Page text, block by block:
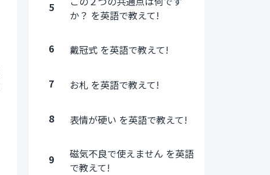
5
か？ を英語で教えて!
6 戴冠式 を英語で教えて!
7 お札 を英語で教えて!
8 表情が硬い を英語で教えて!
9
磁気不良で使えません を英語
で教えて!